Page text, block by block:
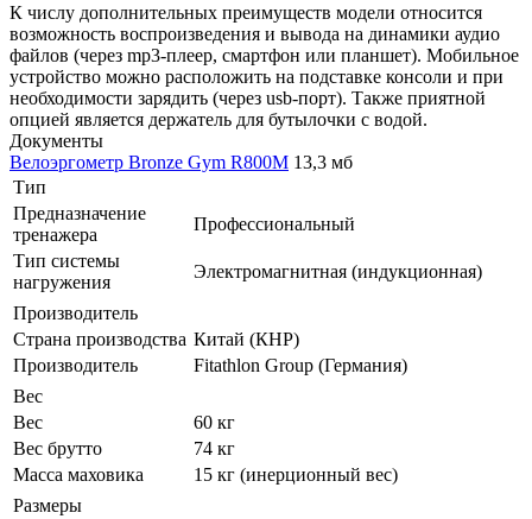
К числу дополнительных преимуществ модели относится
возможность воспроизведения и вывода на динамики аудио
файлов (через mp3-плеер, смартфон или планшет). Мобильное
устройство можно расположить на подставке консоли и при
необходимости зарядить (через usb-порт). Также приятной
опцией является держатель для бутылочки с водой.
Документы
Велоэргометр Bronze Gym R800M 13,3 мб
Тип
Предназначение
тренажера
Профессиональный
Тип системы
нагружения
Электромагнитная (индукционная)
Производитель
Страна производства Китай (КНР)
Производитель
Fitathlon Group (Германия)
Вес
Вес
60 кг
Вес брутто
74 кг
Масса маховика
15 кг (инерционный вес)
Размеры